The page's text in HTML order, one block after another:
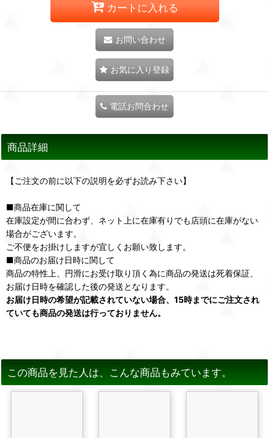
カートに入れる
お問い合わせ
お気に入り登録
電話お問合わせ
商品詳細
【ご注文の前に以下の説明を必ずお読み下さい】
■商品在庫に関して
在庫設定が間に合わず、ネット上に在庫有りでも店頭に在庫がない
場合がございます。
ご不便をお掛けしますが宜しくお願い致します。
■商品のお届け日時に関して
商品の特性上、円滑にお受け取り頂く為に商品の発送は死着保証、
お届け日時を確認した後の発送となります。
お届け日時の希望が記載されていない場合、15時までにご注文され
ていても商品の発送は行っておりません。
この商品を見た人は、こんな商品もみています。